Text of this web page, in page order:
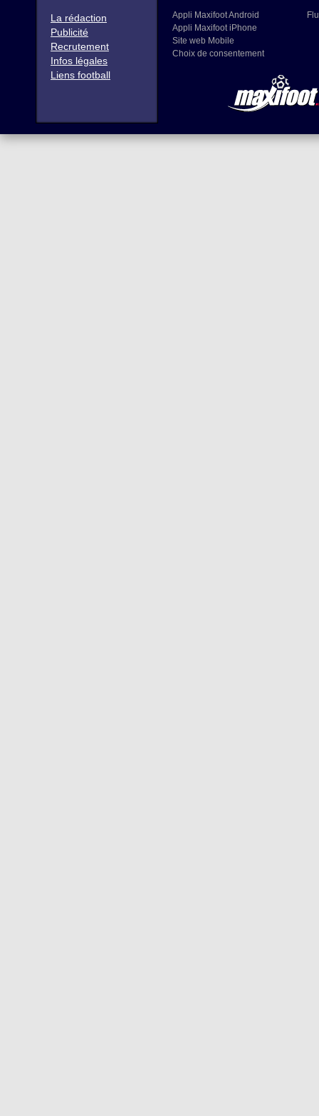
La rédaction
Publicité
Recrutement
Infos légales
Liens football
Appli Maxifoot Android
Appli Maxifoot iPhone
Site web Mobile
Choix de consentement